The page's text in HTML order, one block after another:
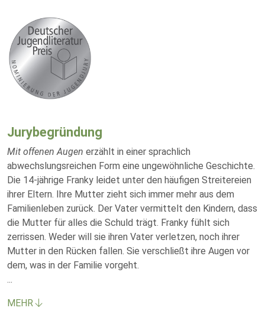
Jurybegründung
Mit offenen Augen erzählt in einer sprachlich
abwechslungsreichen Form eine ungewöhnliche Geschichte.
Die 14-jährige Franky leidet unter den häufigen Streitereien
ihrer Eltern. Ihre Mutter zieht sich immer mehr aus dem
Familienleben zurück. Der Vater vermittelt den Kindern, dass
die Mutter für alles die Schuld trägt. Franky fühlt sich
zerrissen. Weder will sie ihren Vater verletzen, noch ihrer
Mutter in den Rücken fallen. Sie verschließt ihre Augen vor
dem, was in der Familie vorgeht.
...
MEHR